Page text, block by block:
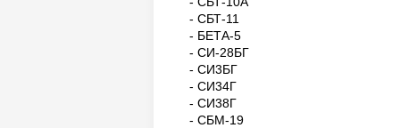
- СБТ-11
- БЕТА-5
- СИ-28БГ
- СИ3БГ
- СИ34Г
- СИ38Г
- СБМ-19